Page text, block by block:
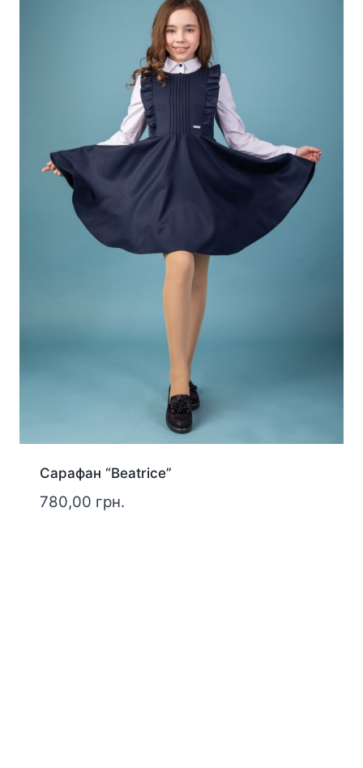
Сарафан “Beatrice”
780,00 грн.